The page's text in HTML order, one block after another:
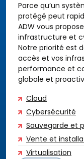
Parce qu’un
protégé peut
ADW vous
infrastructure et
Notre priorité est
accès et vos
performance et
globale et
Cloud
Cybersécurité
Sauvegarde et
Vente et
Virtualisation